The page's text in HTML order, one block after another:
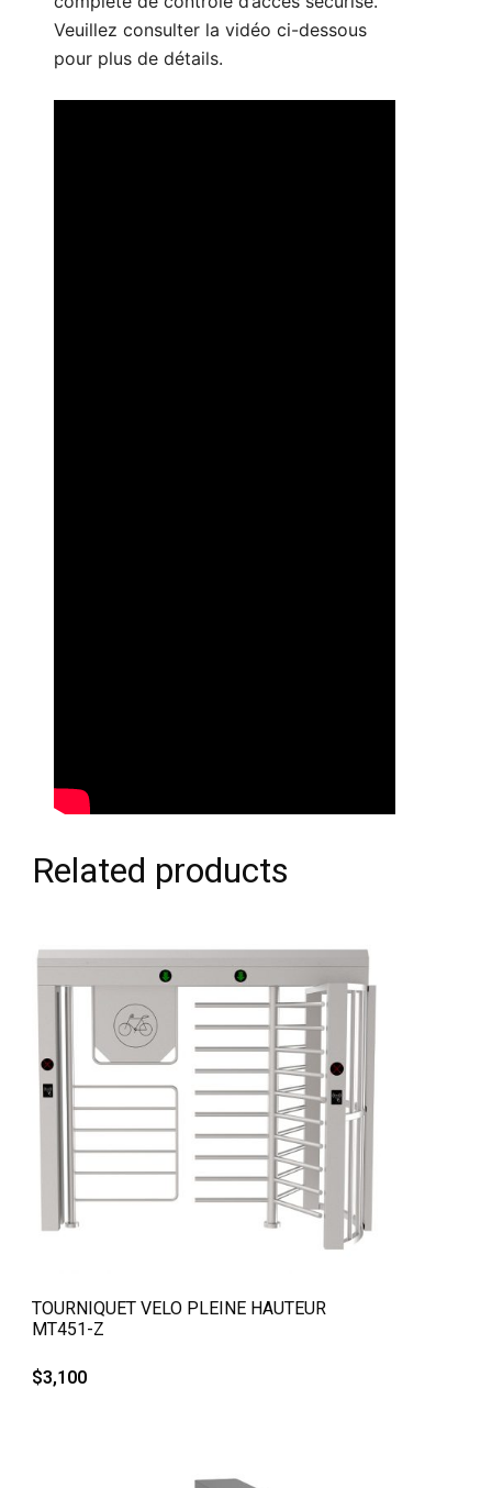
Veuillez consulter la vidéo ci-dessous
pour plus de détails.
Related products
TOURNIQUET VELO PLEINE HAUTEUR
MT451-Z
$3,100